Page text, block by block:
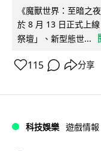
《魔獸世界：至暗之
於 8 月 13 日正式上
祭壇」、新型態世...
115 分享
科技娛樂 遊戲情報